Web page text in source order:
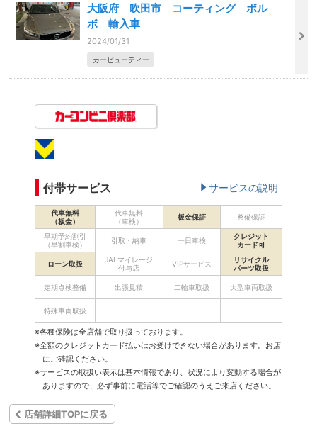
大阪府 吹田市 コーティング ボル
ボ 輸入車
2024/01/31
カービューティー
付帯サービス サービスの説明
代車無料
（板金）
代車無料
（車検）
板金保証 整備保証
早期予約割引
（早割車検）
引取・納車 一日車検
クレジット
カード可
ローン取扱
JALマイレージ
付与店
VIPサービス
リサイクル
パーツ取扱
定期点検整備 出張見積 二輪車取扱 大型車両取扱
特殊車両取扱
※各種保険は全店舗で取り扱っております。
※全額のクレジットカード払いはお受けできない場合があります。お店
にご確認ください。
※サービスの取扱い表示は基本情報であり、状況により変動する場合が
ありますので、必ず事前に電話等でご確認のうえご来店ください。
店舗詳細TOPに戻る